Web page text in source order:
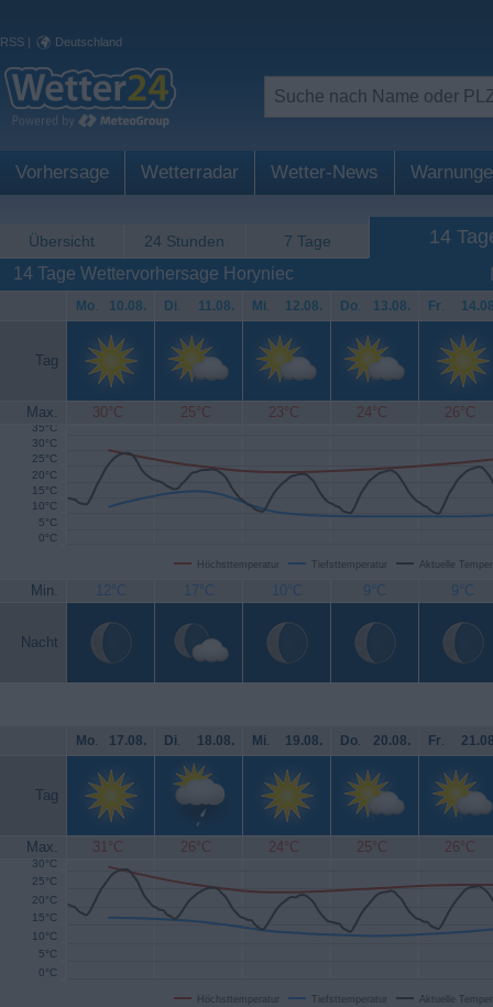
RSS | Deutschland
Vorhersage Wetterradar Wetter-News
Übersicht 24 Stunden 7 Tage 14
14 Tage Wettervorhersage Horyniec
Mo. 10.08. Di. 11.08. Mi. 12.08. Do. 13.08. Fr.
Tag
Max. 30°C 25°C 23°C 24°C 26°C
Höchsttemperatur Tiefsttemperatur Aktuelle
0°C
5°C
10°C
15°C
20°C
25°C
30°C
35°C
Min. 12°C 17°C 10°C 9°C 9°C
Nacht
Mo. 17.08. Di. 18.08. Mi. 19.08. Do. 20.08. Fr.
Tag
Max. 31°C 26°C 24°C 25°C 26°C
Höchsttemperatur Tiefsttemperatur Aktuelle
0°C
5°C
10°C
15°C
20°C
25°C
30°C